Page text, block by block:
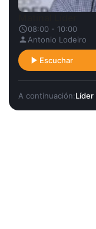
08:00 - 10:00
Antonio Lodeiro
Escuchar
A continuación:Líder